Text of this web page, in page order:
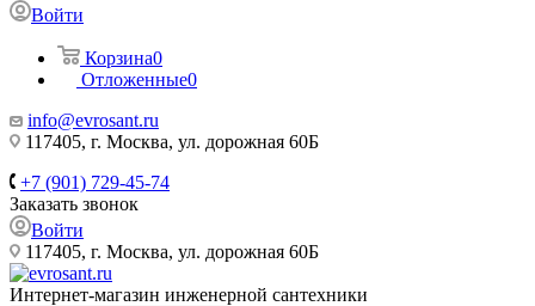
Войти
Корзина0
Отложенные0
info@evrosant.ru
117405, г. Москва, ул. дорожная 60Б
+7 (901) 729-45-74
Заказать звонок
Войти
117405, г. Москва, ул. дорожная 60Б
Интернет-магазин инженерной сантехники